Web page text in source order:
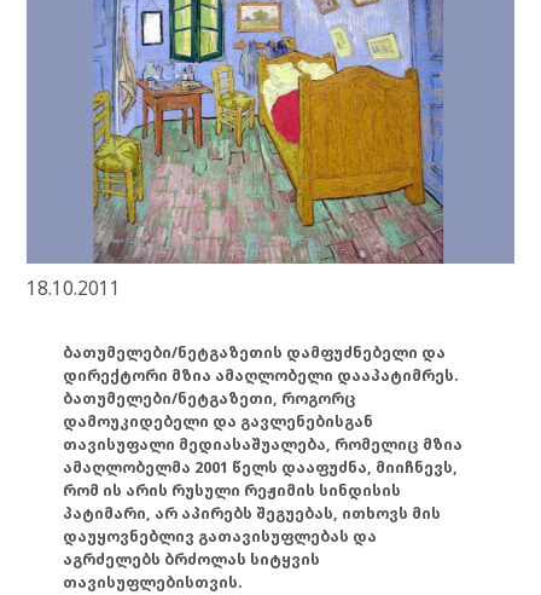
18.10.2011
ბათუმელები/ნეტგაზეთის დამფუძნებელი და
დირექტორი მზია ამაღლობელი დააპატიმრეს.
ბათუმელები/ნეტგაზეთი, როგორც
დამოუკიდებელი და გავლენებისგან
თავისუფალი მედიასაშუალება, რომელიც მზია
ამაღლობელმა 2001 წელს დააფუძნა, მიიჩნევს,
რომ ის არის რუსული რეჟიმის სინდისის
პატიმარი, არ აპირებს შეგუებას, ითხოვს მის
დაუყოვნებლივ გათავისუფლებას და
აგრძელებს ბრძოლას სიტყვის
თავისუფლებისთვის.